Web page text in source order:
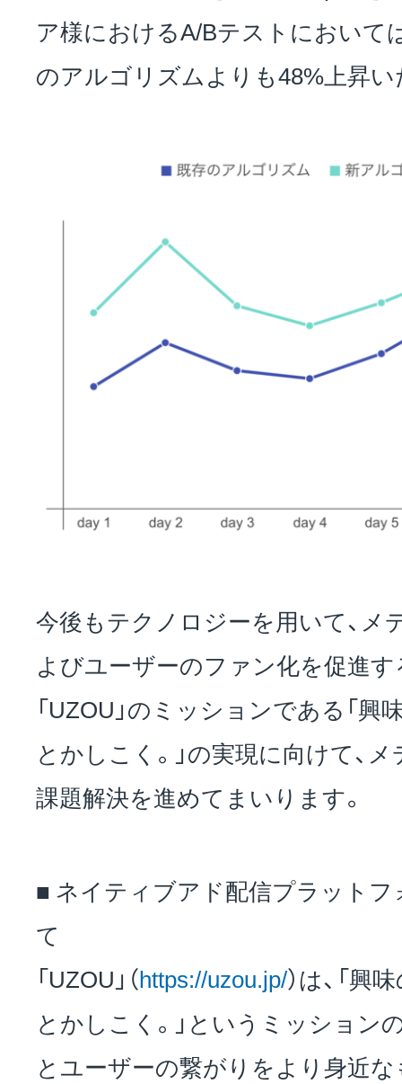
ア様におけるA/Bテストにおいて
のアルゴリズムよりも48%上昇い
今後もテクノロジーを用いて、メ
よびユーザーのファン化を促進す
「UZOU」のミッションである「興
とかしこく。」の実現に向けて、
課題解決を進めてまいります。
■ ネイティブアド配信プラットフ
て
「UZOU」（https://uzou.jp/）は、「興
とかしこく。」というミッション
とユーザーの繋がりをより身近